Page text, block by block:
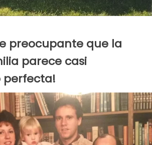
preocupante que la
parece casi
perfecta!